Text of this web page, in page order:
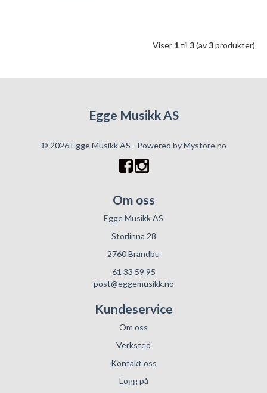
Viser 1til 3(av3produkter)
Egge Musikk AS
© 2026 Egge Musikk AS - Powered byMystore.no
Om oss
Egge Musikk AS
Storlinna 28
2760 Brandbu
61 33 59 95
post@eggemusikk.no
Kundeservice
Om oss
Verksted
Kontakt oss
Logg på